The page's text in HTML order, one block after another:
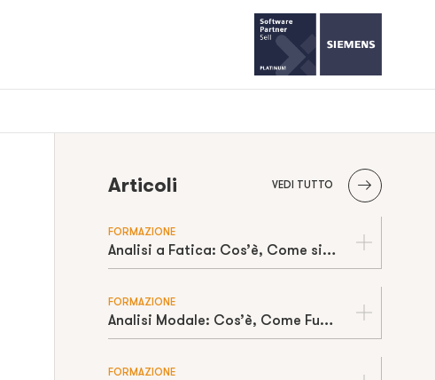
Articoli VEDI TUTTO
FORMAZIONE
Analisi a Fatica: Cos’è, Come si Calcola e Come Stimare la Vita a Cicli
FORMAZIONE
Analisi Modale: Cos’è, Come Funziona e Come Prevenire la Risonanza
FORMAZIONE